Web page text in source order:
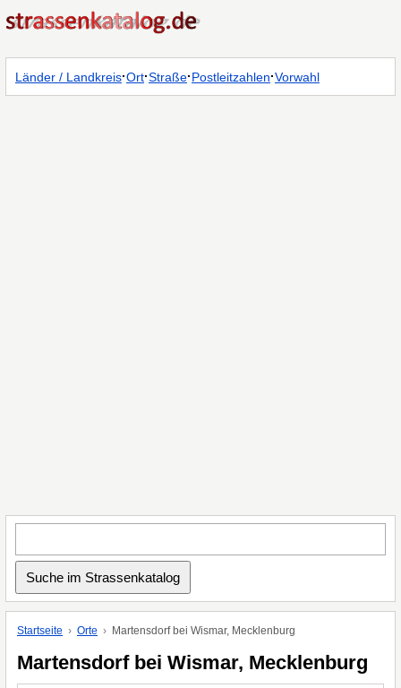
Länder / Landkreis·Ort·Straße·Postleitzahlen·Vorwahl
Startseite Orte Martensdorf bei Wismar, Mecklenburg
Martensdorf bei Wismar, Mecklenburg